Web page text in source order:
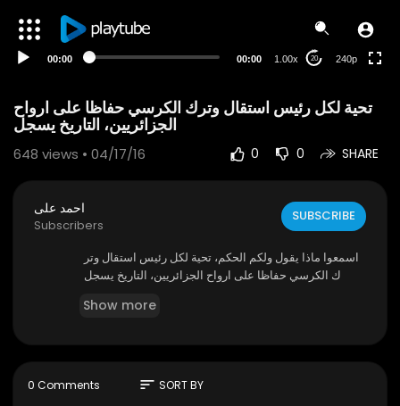
00:00 00:00 1.00x 20 240p
تحية لكل رئيس استقال وترك الكرسي حفاظا على ارواح
الجزائريين، التاريخ يسجل
648 views • 04/17/16 0 0 SHARE
احمد على
Subscribers
SUBSCRIBE
اسمعوا ماذا يقول ولكم الحكم، تحية لكل رئيس استقال وتر
ك الكرسي حفاظا على ارواح الجزائريين، التاريخ يسجل
Show more
0 Comments sort SORT BY